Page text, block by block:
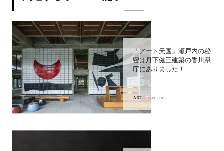
「アート天国」瀬戸内の秘
密は丹下健三建築の香川県
庁にありました！
ART 2017.1.20